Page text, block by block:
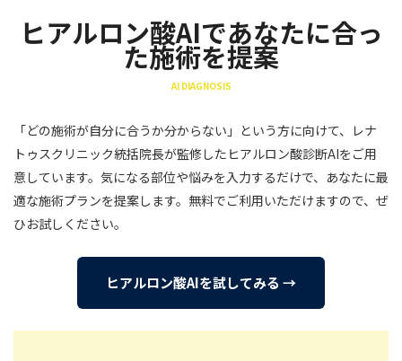
ヒアルロン酸AIであなたに合っ
た施術を提案
AI DIAGNOSIS
「どの施術が自分に合うか分からない」という方に向けて、レナ
トゥスクリニック統括院長が監修したヒアルロン酸診断AIをご用
意しています。気になる部位や悩みを入力するだけで、あなたに最
適な施術プランを提案します。無料でご利用いただけますので、ぜ
ひお試しください。
ヒアルロン酸AIを試してみる →